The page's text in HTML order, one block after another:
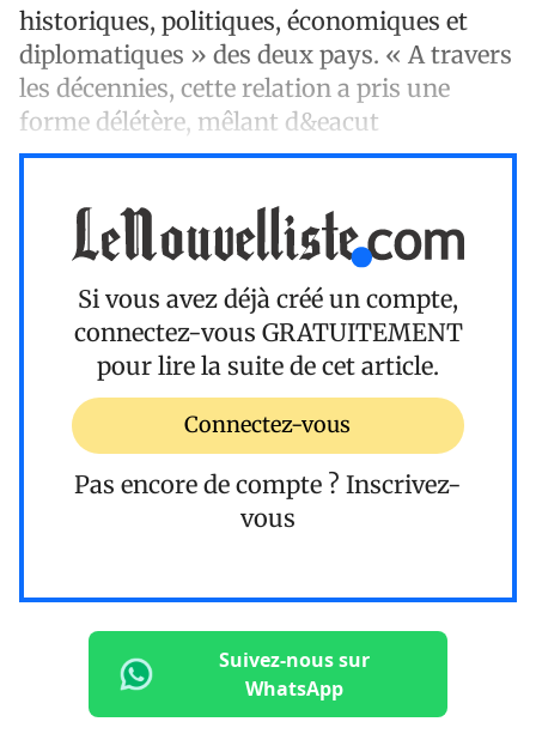
historiques, politiques, économiques et
diplomatiques » des deux pays. « A travers
les décennies, cette relation a pris une
forme délétère, mêlant d&eacut
Si vous avez déjà créé un compte,
connectez-vous GRATUITEMENT
pour lire la suite de cet article.
Connectez-vous
Pas encore de compte ? Inscrivez-
vous
Suivez-nous sur
WhatsApp